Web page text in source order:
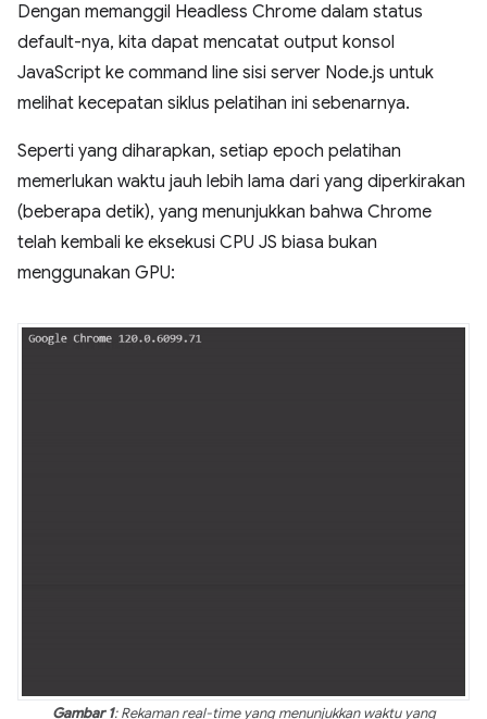
Dengan memanggil Headless Chrome dalam status
default-nya, kita dapat mencatat output konsol
JavaScript ke command line sisi server Node.js untuk
melihat kecepatan siklus pelatihan ini sebenarnya.
Seperti yang diharapkan, setiap epoch pelatihan
memerlukan waktu jauh lebih lama dari yang diperkirakan
(beberapa detik), yang menunjukkan bahwa Chrome
telah kembali ke eksekusi CPU JS biasa bukan
menggunakan GPU:
Gambar 1: Rekaman real-time yang menunjukkan waktu yang